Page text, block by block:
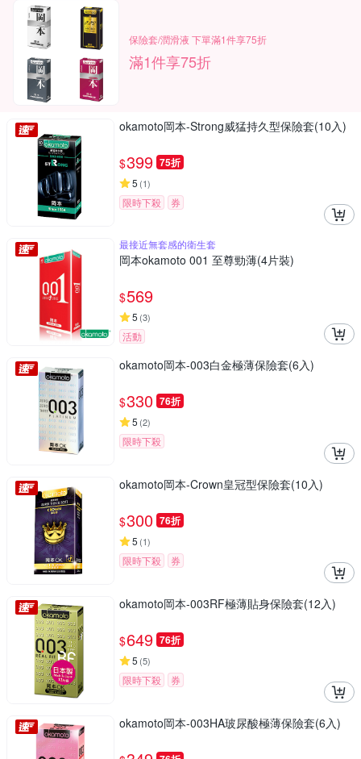
保險套/潤滑液 下單滿1件享75折
滿1件享75折
okamoto岡本-Strong威猛持久型保險套(10入)
$399 75折
5 (1)
限時下殺 券
最接近無套感的衛生套
岡本okamoto 001 至尊勁薄(4片裝)
$569
5 (3)
活動
okamoto岡本-003白金極薄保險套(6入)
$330 76折
5 (2)
限時下殺
okamoto岡本-Crown皇冠型保險套(10入)
$300 76折
5 (1)
限時下殺 券
okamoto岡本-003RF極薄貼身保險套(12入)
$649 76折
5 (5)
限時下殺 券
okamoto岡本-003HA玻尿酸極薄保險套(6入)